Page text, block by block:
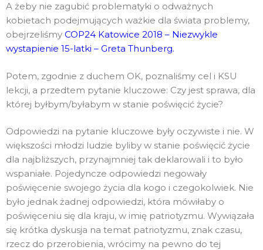
A żeby nie zagubić problematyki o odważnych
kobietach podejmujących ważkie dla świata problemy,
obejrzeliśmy COP24 Katowice 2018 – Niezwykle
wystapienie 15-latki – Greta Thunberg.
Potem, zgodnie z duchem OK, poznaliśmy cel i KSU
lekcji, a przedtem pytanie kluczowe: Czy jest sprawa, dla
której byłbym/byłabym w stanie poświęcić życie?
Odpowiedzi na pytanie kluczowe były oczywiste i nie. W
większości młodzi ludzie byliby w stanie poświęcić życie
dla najbliższych, przynajmniej tak deklarowali i to było
wspaniałe. Pojedyncze odpowiedzi negowały
poświęcenie swojego życia dla kogo i czegokolwiek. Nie
było jednak żadnej odpowiedzi, która mówiłaby o
poświęceniu się dla kraju, w imię patriotyzmu. Wywiązała
się krótka dyskusja na temat patriotyzmu, znak czasu,
rzecz do przerobienia, wrócimy na pewno do tej